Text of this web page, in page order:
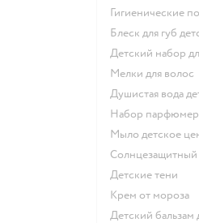
гигиенические
блеск для губ
детский набор
мелки для волос
душистая вода
набор
мыло детское
детские тени
крем от мороза
детский